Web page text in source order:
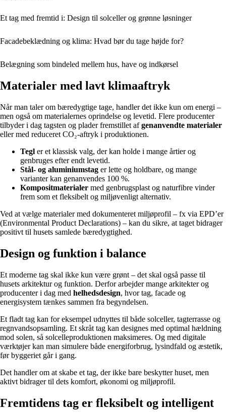
Et tag med fremtid i: Design til solceller og grønne løsninger
Facadebeklædning og klima: Hvad bør du tage højde for?
Belægning som bindeled mellem hus, have og indkørsel
Materialer med lavt klimaaftryk
Når man taler om bæredygtige tage, handler det ikke kun om energi –
men også om materialernes oprindelse og levetid. Flere producenter
tilbyder i dag tagsten og plader fremstillet afgenanvendte materialer
eller med reduceret CO₂-aftryk i produktionen.
Tegl er et klassisk valg, der kan holde i mange årtier og
genbruges efter endt levetid.
Stål- og aluminiumstag er lette og holdbare, og mange
varianter kan genanvendes 100 %.
Kompositmaterialer med genbrugsplast og naturfibre vinder
frem som et fleksibelt og miljøvenligt alternativ.
Ved at vælge materialer med dokumenteret miljøprofil – fx via EPD’er
(Environmental Product Declarations) – kan du sikre, at taget bidrager
positivt til husets samlede bæredygtighed.
Design og funktion i balance
Et moderne tag skal ikke kun være grønt – det skal også passe til
husets arkitektur og funktion. Derfor arbejder mange arkitekter og
producenter i dag med helhedsdesign, hvor tag, facade og
energisystem tænkes sammen fra begyndelsen.
Et fladt tag kan for eksempel udnyttes til både solceller, tagterrasse og
regnvandsopsamling. Et skråt tag kan designes med optimal hældning
mod solen, så solcelleproduktionen maksimeres. Og med digitale
værktøjer kan man simulere både energiforbrug, lysindfald og æstetik,
før byggeriet går i gang.
Det handler om at skabe et tag, der ikke bare beskytter huset, men
aktivt bidrager til dets komfort, økonomi og miljøprofil.
Fremtidens tag er fleksibelt og intelligent